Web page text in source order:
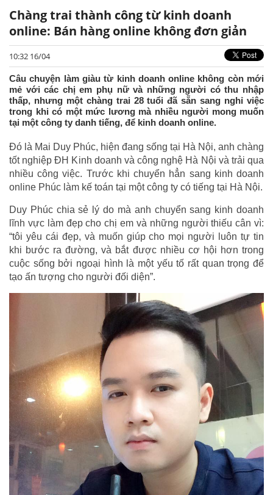
Chàng trai thành công từ kinh doanh
online: Bán hàng online không đơn giản
10:32 16/04
Câu chuyện làm giàu từ kinh doanh online không còn mới
mẻ với các chị em phụ nữ và những người có thu nhập
thấp, nhưng một chàng trai 28 tuổi đã sẵn sang nghỉ việc
trong khi có một mức lương mà nhiều người mong muốn
tại một công ty danh tiếng, để kinh doanh online.
Đó là Mai Duy Phúc, hiện đang sống tại Hà Nội, anh chàng
tốt nghiệp ĐH Kinh doanh và công nghệ Hà Nội và trải qua
nhiều công việc. Trước khi chuyển hẳn sang kinh doanh
online Phúc làm kế toán tại một công ty có tiếng tại Hà Nội.
Duy Phúc chia sẻ lý do mà anh chuyển sang kinh doanh
lĩnh vực làm đẹp cho chị em và những người thiếu cân vì:
“tôi yêu cái đẹp, và muốn giúp cho mọi người luôn tự tin
khi bước ra đường, và bắt được nhiều cơ hội hơn trong
cuộc sống bởi ngoại hình là một yếu tố rất quan trọng để
tạo ấn tượng cho người đối diện”.